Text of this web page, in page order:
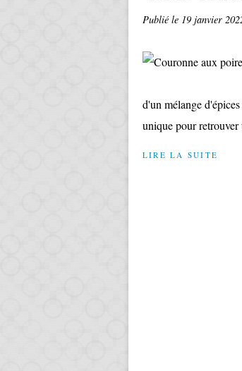
Publié le 19 janvier
d'un mélange
unique pour retrouver
LIRE LA SUITE